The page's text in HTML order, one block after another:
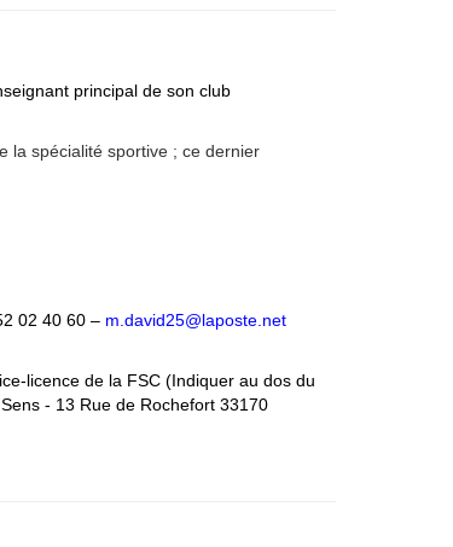
principal de son club
la spécialité sportive ; ce dernier
02 40 60 – m.david25@laposte.net
licence de la FSC (Indiquer au dos du
- 13 Rue de Rochefort 33170